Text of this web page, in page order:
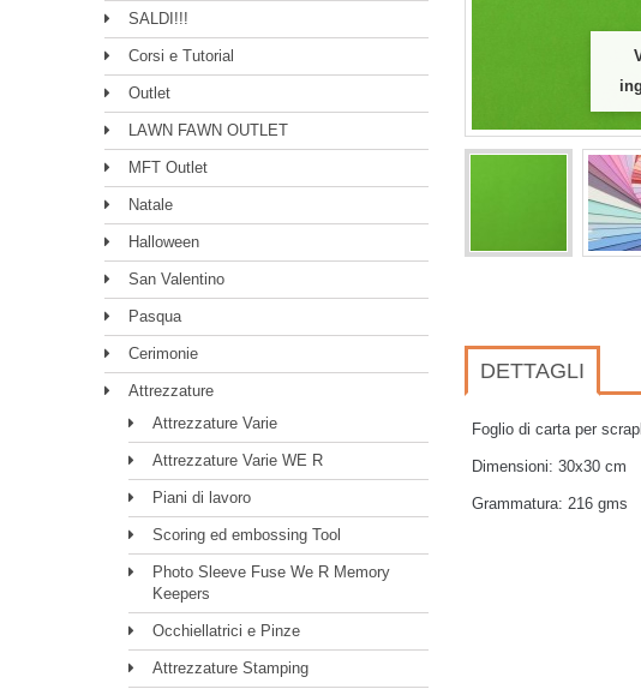
SALDI!!!
Corsi e Tutorial
Outlet
LAWN FAWN OUTLET
MFT Outlet
Natale
Halloween
San Valentino
Pasqua
Cerimonie
Attrezzature
Attrezzature Varie
Attrezzature Varie WE R
Piani di lavoro
Scoring ed embossing Tool
Photo Sleeve Fuse We R Memory
Keepers
Occhiellatrici e Pinze
Attrezzature Stamping
DETTAGLI
Foglio di carta per
Dimensioni: 30x30 cm
Grammatura: 216 gms